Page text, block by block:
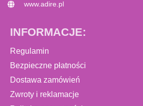
www.adire.pl
INFORMACJE:
Regulamin
Bezpieczne płatności
Dostawa zamówień
Zwroty i reklamacje